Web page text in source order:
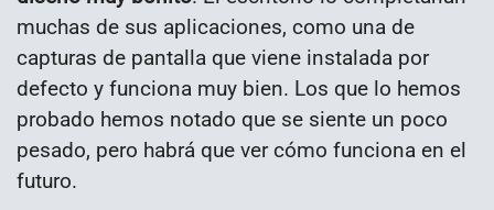
muchas de sus aplicaciones, como una de
capturas de pantalla que viene instalada por
defecto y funciona muy bien. Los que lo hemos
probado hemos notado que se siente un poco
pesado, pero habrá que ver cómo funciona en el
futuro.